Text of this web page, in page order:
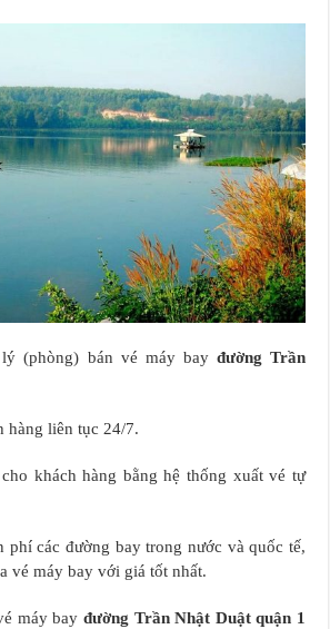
(phòng) bán vé máy bay đường Trần
hàng liên tục 24/7.
khách hàng bằng hệ thống xuất vé tự
phí các đường bay trong nước và quốc tế,
vé máy bay với giá tốt nhất.
máy bayđường Trần Nhật Duật quận 1